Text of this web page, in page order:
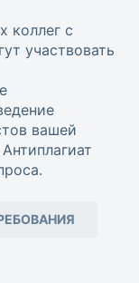
коллег с
участвовать
вашей